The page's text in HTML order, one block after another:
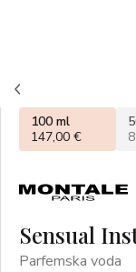
Sensual
Parfemska voda
100 ml
147,00 €